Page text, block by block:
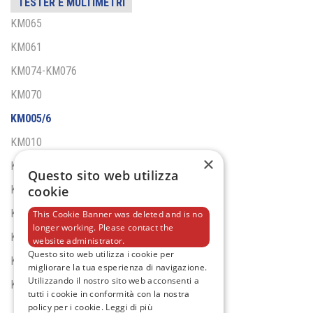
KM065
KM061
KM074-KM076
KM070
KM005/6
KM010
KM021
KM035
KM040
KM041
KM480
KM025
×
Questo sito web utilizza
cookie
This Cookie Banner was deleted and is no
longer working. Please contact the
website administrator.
Questo sito web utilizza i cookie per
migliorare la tua esperienza di navigazione.
Utilizzando il nostro sito web acconsenti a
tutti i cookie in conformità con la nostra
policy per i cookie. Leggi di più